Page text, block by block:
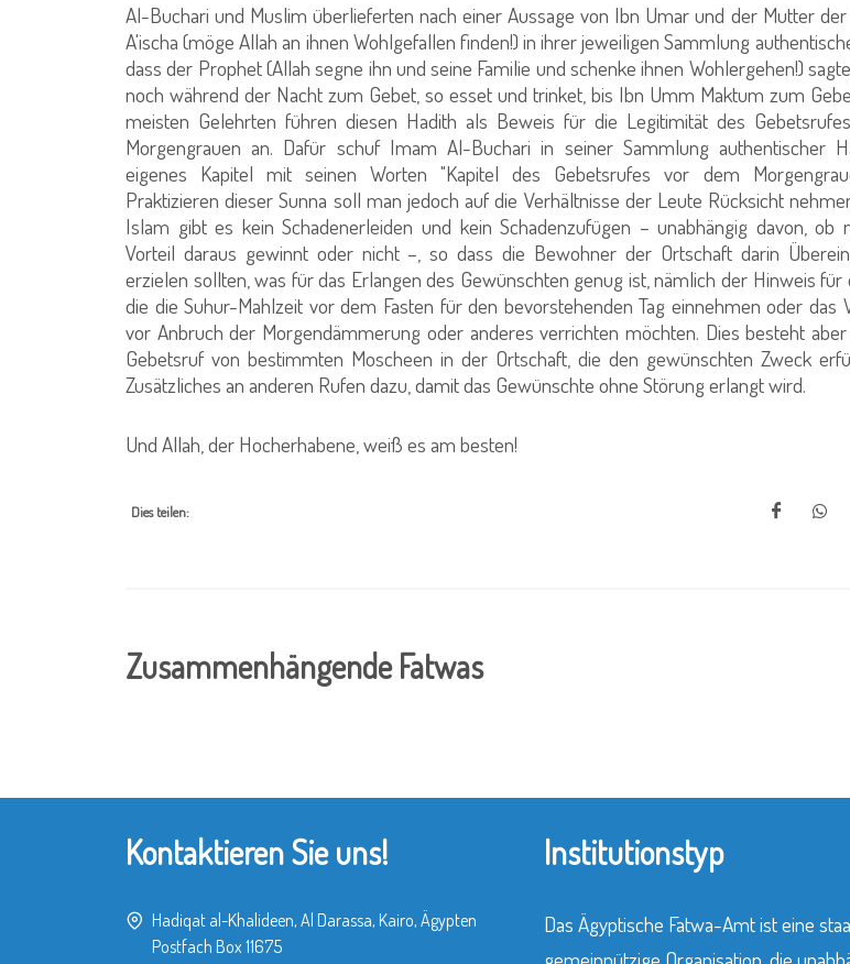
Al-Buchari und Muslim überlieferten nach einer Aussage von Ibn Umar und der Mutter der
A'ischa (möge Allah an ihnen Wohlgefallen finden!) in ihrer jeweiligen Sammlung
dass der Prophet (Allah segne ihn und seine Familie und schenke ihnen Wohlergehen!)
noch während der Nacht zum Gebet, so esset und trinket, bis Ibn Umm Maktum zum
meisten Gelehrten führen diesen Hadith als Beweis für die Legitimität des
Morgengrauen an. Dafür schuf Imam Al-Buchari in seiner Sammlung authentischer
eigenes Kapitel mit seinen Worten "Kapitel des Gebetsrufes vor dem
Praktizieren dieser Sunna soll man jedoch auf die Verhältnisse der Leute Rücksicht
Islam gibt es kein Schadenerleiden und kein Schadenzufügen – unabhängig davon, ob
Vorteil daraus gewinnt oder nicht –, so dass die Bewohner der Ortschaft darin
erzielen sollten, was für das Erlangen des Gewünschten genug ist, nämlich der Hinweis für
die die Suhur-Mahlzeit vor dem Fasten für den bevorstehenden Tag einnehmen oder das
vor Anbruch der Morgendämmerung oder anderes verrichten möchten. Dies besteht
Gebetsruf von bestimmten Moscheen in der Ortschaft, die den gewünschten Zweck
Zusätzliches an anderen Rufen dazu, damit das Gewünschte ohne Störung erlangt wird.
Und Allah, der Hocherhabene, weiß es am besten!
Dies teilen:
Zusammenhängende Fatwas
Kontaktieren Sie uns!
Hadiqat al-Khalideen, Al Darassa, Kairo, Ägypten
Postfach Box 11675
Institutionstyp
Das Ägyptische Fatwa-Amt ist eine